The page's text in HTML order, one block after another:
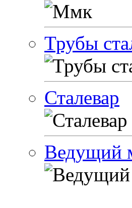
Трубы
Сталевар
Ведущий